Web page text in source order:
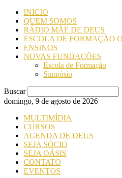
INICIO
QUEM SOMOS
RÁDIO MÃE DE DEUS
ESCOLA DE FORMAÇÃO
ENSINOS
NOVAS FUNDAÇÕES
Escola de Formação
Simpósio
Buscar
domingo, 9 de agosto de 2026
MULTIMÍDIA
CURSOS
AGENDA DE DEUS
SEJA SÓCIO
SEJA OÁSIS
CONTATO
EVENTOS